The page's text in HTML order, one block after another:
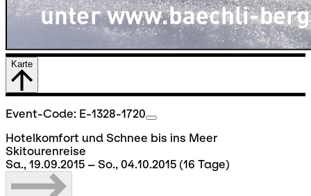
Karte
Event-Code: E-1328-1720
Hotelkomfort und Schnee bis ins Meer
Skitourenreise
Sa., 19.09.2015 – So., 04.10.2015 (16 Tage)